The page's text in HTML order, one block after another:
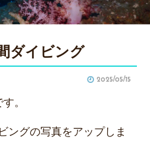
ダイビング
2025/05/15
。
ングの写真をアップしま